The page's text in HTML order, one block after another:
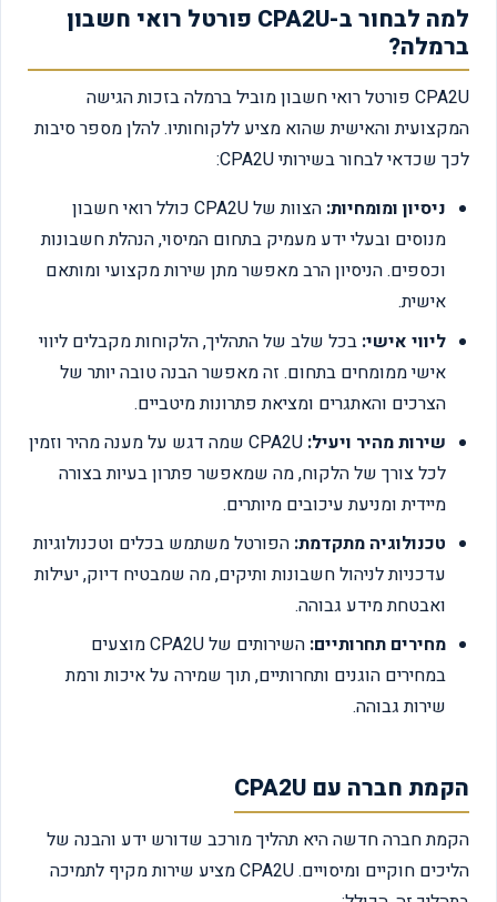
למה לבחור ב-CPA2U פורטל רואי חשבון
ברמלה?
CPA2U פורטל רואי חשבון מוביל ברמלה בזכות הגישה
המקצועית והאישית שהוא מציע ללקוחותיו. להלן מספר סיבות
לכך שכדאי לבחור בשירותי CPA2U:
ניסיון ומומחיות:
הצוות של CPA2U כולל רואי חשבון
מנוסים ובעלי ידע מעמיק בתחום המיסוי, הנהלת חשבונות
וכספים. הניסיון הרב מאפשר מתן שירות מקצועי ומותאם
אישית.
ליווי אישי:בכל שלב של התהליך, הלקוחות מקבלים ליווי
אישי ממומחים בתחום. זה מאפשר הבנה טובה יותר של
הצרכים והאתגרים ומציאת פתרונות מיטביים.
שירות מהיר ויעיל:
CPA2U שמה דגש על מענה מהיר וזמין
לכל צורך של הלקוח, מה שמאפשר פתרון בעיות בצורה
מיידית ומניעת עיכובים מיותרים.
טכנולוגיה מתקדמת:הפורטל משתמש בכלים וטכנולוגיות
עדכניות לניהול חשבונות ותיקים, מה שמבטיח דיוק, יעילות
ואבטחת מידע גבוהה.
מחירים תחרותיים:
השירותים של CPA2U מוצעים
במחירים הוגנים ותחרותיים, תוך שמירה על איכות ורמת
שירות גבוהה.
הקמת חברה עם CPA2U
הקמת חברה חדשה היא תהליך מורכב שדורש ידע והבנה של
הליכים חוקיים ומיסויים. CPA2U מציע שירות מקיף לתמיכה